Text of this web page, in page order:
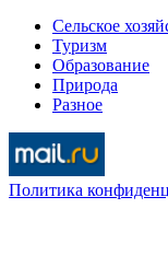
Сельское
Туризм
Образование
Природа
Разное
Политика